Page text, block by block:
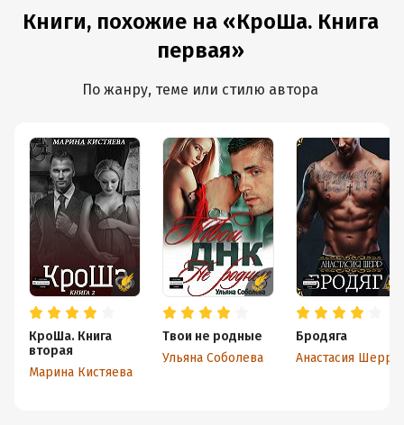
Книги, похожие на «КроШа. Книга
первая»
По жанру, теме или стилю автора
КроШа. Книга
вторая
Марина Кистяева
Твои не родные
Ульяна Соболева
Бродяга
Анастасия Шерр